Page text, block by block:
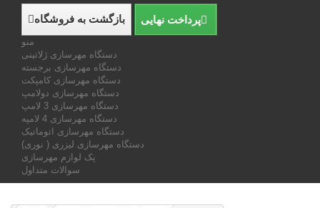
بازگشت به فروشگاه پرداخت نهایی
منو
دستگاه مهرسازی ژلاتینی
دستگاه مهرسازی برجسته
دستگاه مهرسازی کامپکت
دستگاه مهرسازی دولامپ
دستگاه مهرسازی 3 لامپ
دستگاه مهرسازی 4 لامپه
دستگاه مهرسازی اتوماتیک
دستگاه مهرسازی لیزری ( نوری)
پک لوازم مهرسازی
سوالات متداول